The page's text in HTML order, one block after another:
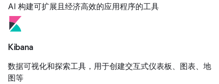
AI 构建可扩展且经济高效的应用程序的工具
Kibana
数据可视化和探索工具，用于创建交互式仪表板、图表、地
图等